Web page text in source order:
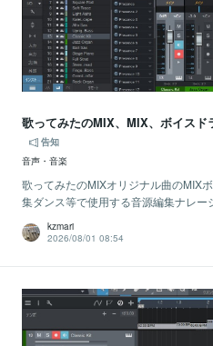
歌ってみたのMIX、MIX、ボイスド
告知
音声・音楽
歌ってみたのMIXオリジナル曲のMIX
集ダンス等で使用する音源編集ナレー
kzmari
2026/08/01 08:54